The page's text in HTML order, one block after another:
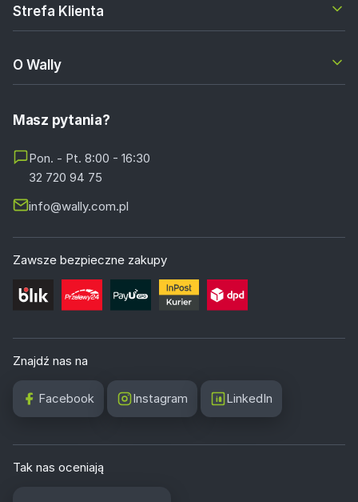
Strefa Klienta
O Wally
Masz pytania?
Pon. - Pt. 8:00 - 16:30
32 720 94 75
info@wally.com.pl
Zawsze bezpieczne zakupy
Znajdź nas na
Facebook Instagram LinkedIn
Tak nas oceniają